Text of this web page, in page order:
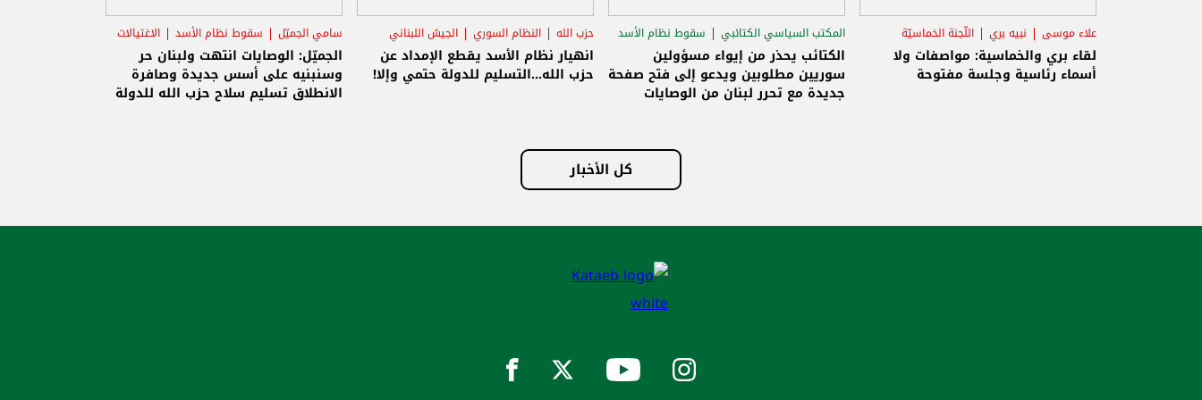
علاء موسى نبيه بري اللّجنة الخماسيّة
لقاء بري والخماسية: مواصفات ولا
أسماء رئاسية وجلسة مفتوحة
المكتب السياسي الكتائبي
سقوط نظام الأسد
الاستحقاق الرئاسي
الكتائب يحذر من إيواء مسؤولين
سوريين مطلوبين ويدعو إلى فتح صفحة
جديدة مع تحرر لبنان من الوصايات
حزب الله النظام السوري الجيش اللبناني
انهيار نظام الأسد يقطع الإمداد عن
حزب الله...التسليم للدولة حتمي وإلا!
سامي الجميّل سقوط نظام الأسد الاغتيالات
الجميّل: الوصايات انتهت ولبنان حر
وسنبنيه على أسس جديدة وصافرة
الانطلاق تسليم سلاح حزب الله للدولة
كل الأخبار